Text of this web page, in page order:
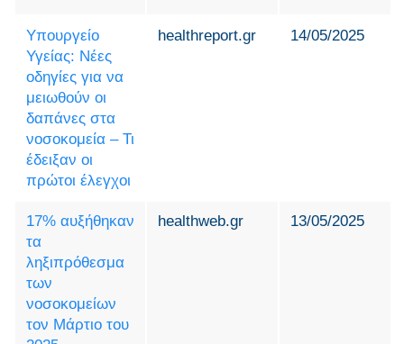
Υπουργείο
Υγείας: Νέες
οδηγίες για να
μειωθούν οι
δαπάνες στα
νοσοκομεία – Τι
έδειξαν οι
πρώτοι έλεγχοι
healthreport.gr 14/05/2025
17% αυξήθηκαν
τα
ληξιπρόθεσμα
των
νοσοκομείων
τον Μάρτιο του
healthweb.gr 13/05/2025